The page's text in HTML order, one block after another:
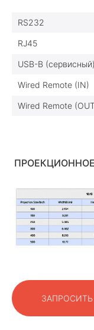
RS232
RJ45
USB-B (сервисный)
Wired Remote (IN)
Wired Remote